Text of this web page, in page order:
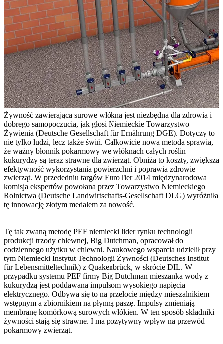
Żywność zawierająca surowe włókna jest niezbędna dla zdrowia i
dobrego samopoczucia, jak głosi Niemieckie Towarzystwo
Żywienia (Deutsche Gesellschaft für Ernährung DGE). Dotyczy to
nie tylko ludzi, lecz także świń. Całkowicie nowa metoda sprawia,
że ważny błonnik pokarmowy we włóknach całych roślin
kukurydzy są teraz strawne dla zwierząt. Obniża to koszty, zwiększa
efektywność wykorzystania powierzchni i poprawia zdrowie
zwierząt. W przededniu targów EuroTier 2014 międzynarodowa
komisja ekspertów powołana przez Towarzystwo Niemieckiego
Rolnictwa (Deutsche Landwirtschafts-Gesellschaft DLG) wyróżniła
tę innowację złotym medalem za nowość.
Tę tak zwaną metodę PEF niemiecki lider rynku technologii
produkcji trzody chlewnej, Big Dutchman, opracował do
codziennego użytku w chlewni. Naukowego wsparcia udzielił przy
tym Niemiecki Instytut Technologii Żywności (Deutsches Institut
für Lebensmitteltechnik) z Quakenbrück, w skrócie DIL. W
przypadku systemu PEF firmy Big Dutchman mieszanka wody z
kukurydzą jest poddawana impulsom wysokiego napięcia
elektrycznego. Odbywa się to na przelocie między mieszalnikiem
wstępnym a zbiornikiem na płynną paszę. Impulsy zmieniają
membranę komórkową surowych włókien. W ten sposób składniki
żywności stają się strawne. I ma pozytywny wpływ na przewód
pokarmowy zwierząt.